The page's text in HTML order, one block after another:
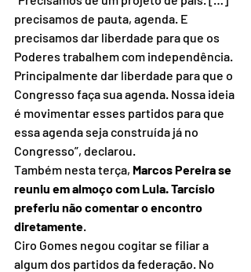
precisamos de pauta, agenda. E
precisamos dar liberdade para que os
Poderes trabalhem com independência.
Principalmente dar liberdade para que o
Congresso faça sua agenda. Nossa ideia
é movimentar esses partidos para que
essa agenda seja construída já no
Congresso”, declarou.
Também nesta terça, Marcos Pereira se
reuniu em almoço com Lula. Tarcísio
preferiu não comentar o encontro
diretamente.
Ciro Gomes negou cogitar se filiar a
algum dos partidos da federação. No